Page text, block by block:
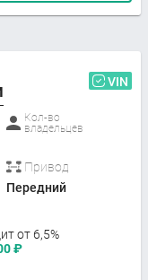
VIN
Кол-во
владельцев
Привод
Передний
от 6,5%
₽